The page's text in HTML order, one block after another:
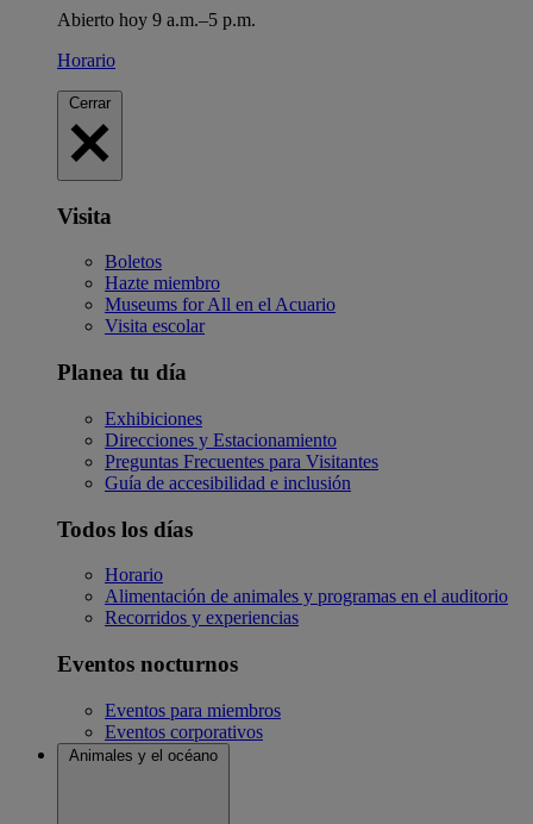
Abierto hoy 9 a.m.–5 p.m.
Horario
Cerrar
Visita
Boletos
Hazte miembro
Museums for All en el Acuario
Visita escolar
Planea tu día
Exhibiciones
Direcciones y Estacionamiento
Preguntas Frecuentes para Visitantes
Guía de accesibilidad e inclusión
Todos los días
Horario
Alimentación de animales y programas en el auditorio
Recorridos y experiencias
Eventos nocturnos
Eventos para miembros
Eventos corporativos
Animales y el océano